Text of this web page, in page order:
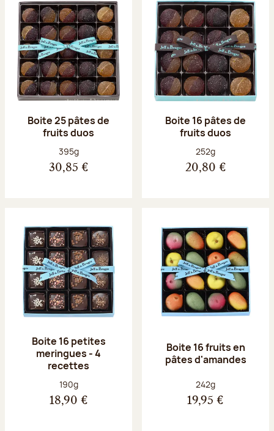
Boite 25 pâtes de
fruits duos
Poids net :
395g
30,85 €
Boite 16 pâtes de
fruits duos
Poids net :
252g
20,80 €
Boite 16 petites
meringues - 4
recettes
Poids net :
190g
18,90 €
Boite 16 fruits en
pâtes d'amandes
Poids net :
242g
19,95 €